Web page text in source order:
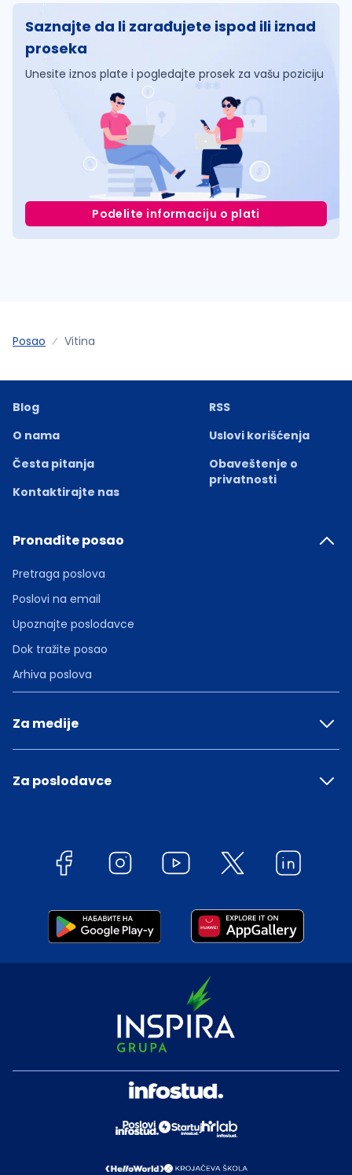
Saznajte da li zarađujete ispod ili iznad
proseka
Unesite iznos plate i pogledajte prosek za vašu poziciju
Podelite informaciju o plati
Posao Vitina
Blog
O nama
Česta pitanja
Kontaktirajte nas
RSS
Uslovi korišćenja
Obaveštenje o
privatnosti
Pronađite posao
Pretraga poslova
Poslovi na email
Upoznajte poslodavce
Dok tražite posao
Arhiva poslova
Za medije
Za poslodavce